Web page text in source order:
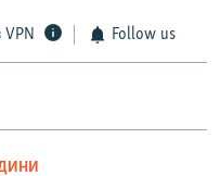
VPN Follow us